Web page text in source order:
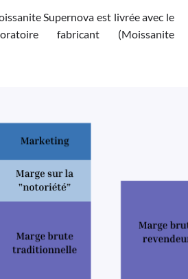
Supernova est livrée avec le
fabricant (Moissanite